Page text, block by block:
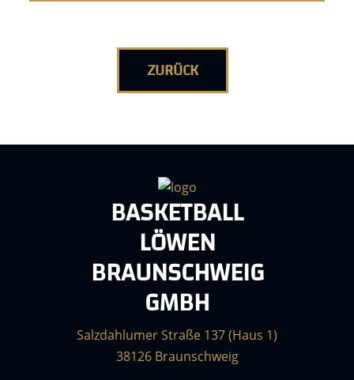
ZURÜCK
BASKETBALL
LÖWEN
BRAUNSCHWEIG
GMBH
Salzdahlumer Straße 137 (Haus 1)
38126 Braunschweig